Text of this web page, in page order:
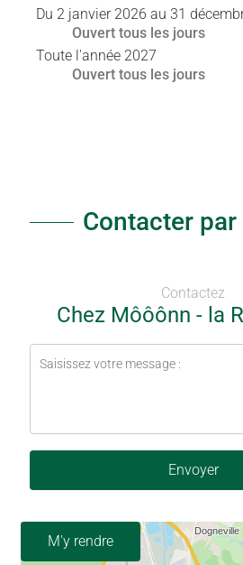
Du 2 janvier 2026 au 31
Ouvert tous les jours
Toute l'année 2027
Ouvert tous les jours
Contacter par
Contactez
Chez Môôônn - la
Envoyer
M'y rendre